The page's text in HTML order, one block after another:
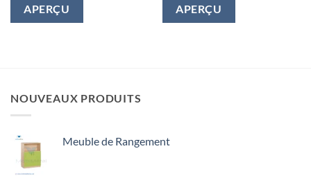
APERÇU APERÇU
NOUVEAUX PRODUITS
Meuble de Rangement